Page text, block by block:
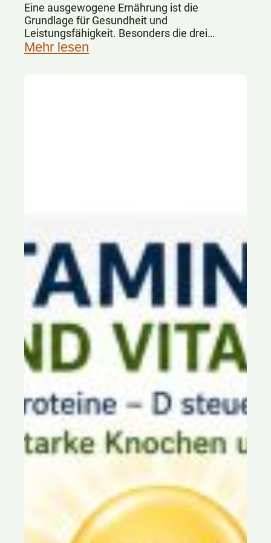
Eine ausgewogene Ernährung ist die
Grundlage für Gesundheit und
Leistungsfähigkeit. Besonders die drei
Hauptnährstoffe Kohlenhydrate, Fette und
Eiweiße spielen dabei eine zentrale Rolle.
Mehr lesen